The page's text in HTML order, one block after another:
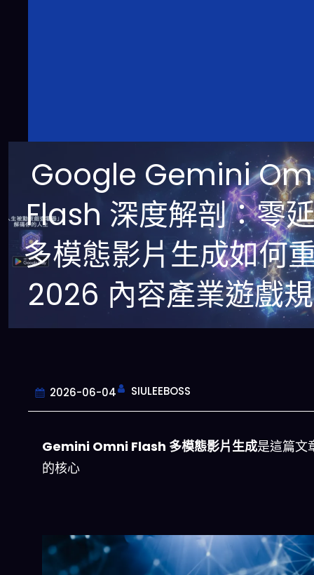
Google Gemini
Flash 深度解剖：零
多模態影片生成如何
2026 內容產業遊戲
2026-06-04 SIULEEBOSS
Gemini Omni Flash 多模態影片生成是這篇文
的核心